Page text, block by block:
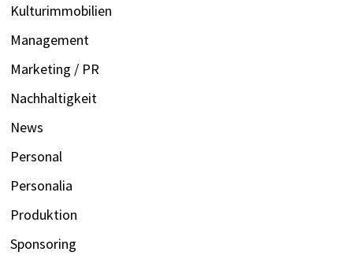
Kulturimmobilien
Management
Marketing / PR
Nachhaltigkeit
News
Personal
Personalia
Produktion
Sponsoring